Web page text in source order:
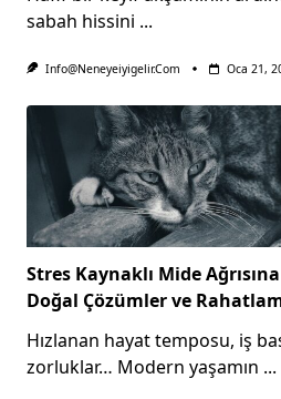
sabah hissini ...
Info@neneyeiyigelir.com Oca 21,
Stres Kaynaklı Mide
Doğal Çözümler ve
Hızlanan hayat temposu, iş
zorluklar… Modern yaşamın ...